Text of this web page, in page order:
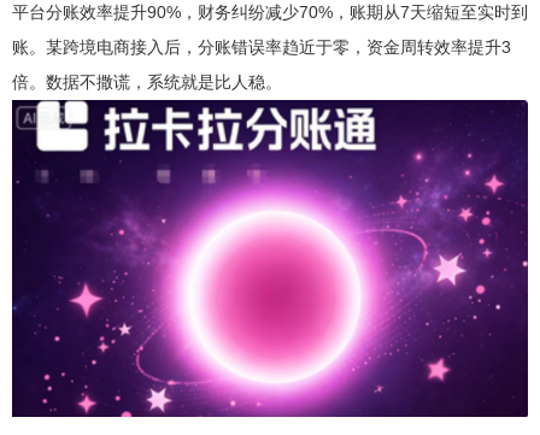
平台分账效率提升90%，财务纠纷减少70%，账期从7天缩短至实时到
账。某跨境电商接入后，分账错误率趋近于零，资金周转效率提升3
倍。数据不撒谎，系统就是比人稳。